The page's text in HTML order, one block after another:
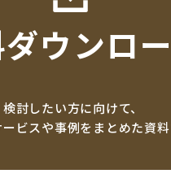
ウンロ
検討したい方に向けて、
ビスや事例をまとめた資料